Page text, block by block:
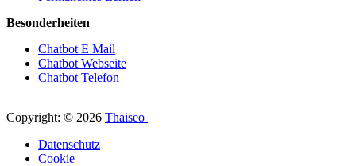
Besonderheiten
Chatbot E Mail
Chatbot Webseite
Chatbot Telefon
Copyright: © 2026 Thaiseo
Datenschutz
Cookie